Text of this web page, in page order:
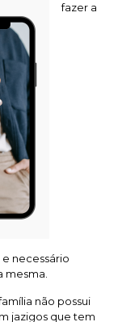
fazer a
necessário
não possui
jazigos que tem